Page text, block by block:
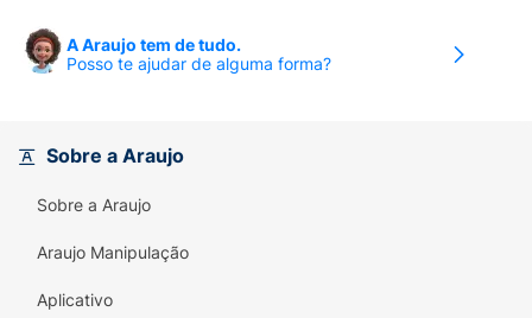
A Araujo tem de tudo.
Posso te ajudar de alguma forma?
Sobre a Araujo
Sobre a Araujo
Araujo Manipulação
Aplicativo